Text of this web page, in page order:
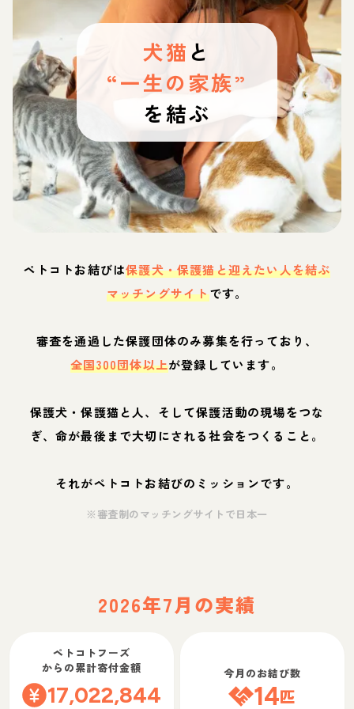
犬猫 と
“一生の家族”
を結ぶ
ペトコトお結びは保護犬・保護猫と迎えたい人を結ぶ
マッチングサイトです。
審査を通過した保護団体のみ募集を行っており、
全国300団体以上が登録しています。
保護犬・保護猫と人、そして保護活動の現場をつな
ぎ、命が最後まで大切にされる社会をつくること。
それがペトコトお結びのミッションです。
※審査制のマッチングサイトで日本一
2026年7月の実績
ペトコトフーズ
からの累計寄付金額
17,022,844
今月のお結び数
14匹